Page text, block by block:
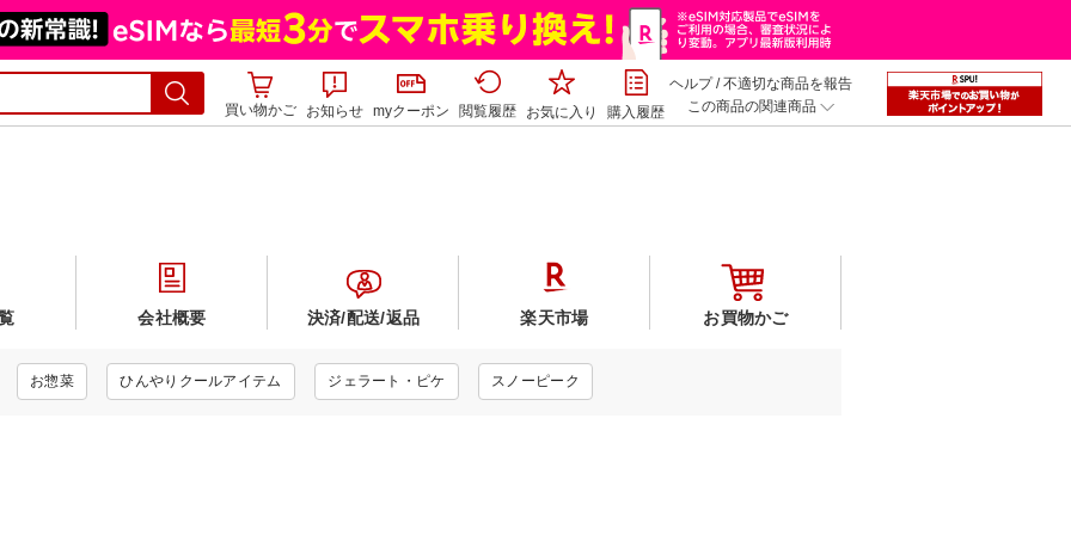
買い物かご お知らせ myクーポン 閲覧履歴 お気に入り 購入履歴
ヘルプ/不適切な商品を報告
この商品の関連商品